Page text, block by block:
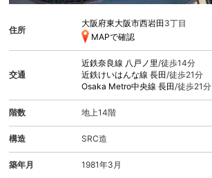
住所
大阪府東大阪市西岩田3丁目
MAPで確認
交通
近鉄奈良線 八戸ノ里/徒歩14分
近鉄けいはんな線長田/徒歩21分
Osaka Metro中央線長田/徒歩21分
階数 地上14階
構造 SRC造
築年月 1981年3月